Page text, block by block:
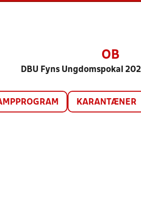
OB
DBU Fyns Ungdomspokal
KARANTÆNER